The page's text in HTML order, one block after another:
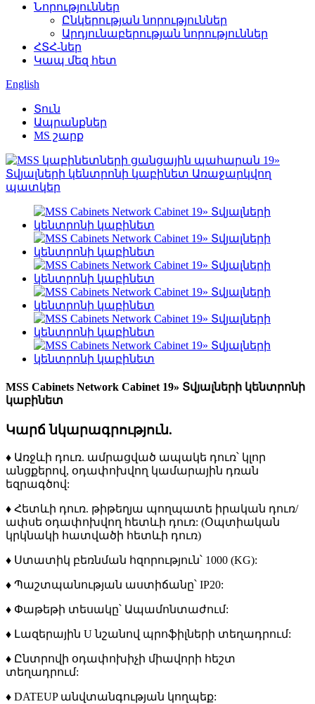
Նորություններ
Ընկերության նորություններ
Արդյունաբերության նորություններ
ՀՏՀ-ներ
Կապ մեզ հետ
English
Տուն
Ապրանքներ
MS շարք
MSS Cabinets Network Cabinet 19» Տվյալների կենտրոնի
կաբինետ
Կարճ նկարագրություն.
♦ Առջևի դուռ. ամրացված ապակե դուռ՝ կլոր
անցքերով, օդափոխվող կամարային դռան
եզրագծով:
♦ Հետևի դուռ. թիթեղյա պողպատե իրական դուռ/
ափսե օդափոխվող հետևի դուռ: (Օպտիական
կրկնակի հատվածի հետևի դուռ)
♦ Ստատիկ բեռնման հզորություն՝ 1000 (KG):
♦ Պաշտպանության աստիճանը՝ IP20:
♦ Փաթեթի տեսակը՝ Ապամոնտաժում:
♦ Լազերային U նշանով պրոֆիլների տեղադրում:
♦ Ընտրովի օդափոխիչի միավորի հեշտ
տեղադրում:
♦ DATEUP անվտանգության կողպեք: